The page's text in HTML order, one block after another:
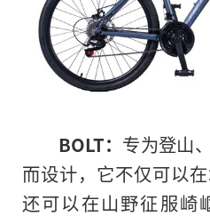
BOLT： 专为登山
而设计，它不仅可以
还可以在山野征服崎